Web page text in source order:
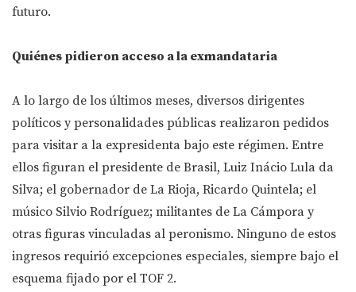
futuro.
Quiénes pidieron acceso a la exmandataria
A lo largo de los últimos meses, diversos dirigentes
políticos y personalidades públicas realizaron pedidos
para visitar a la expresidenta bajo este régimen. Entre
ellos figuran el presidente de Brasil, Luiz Inácio Lula da
Silva; el gobernador de La Rioja, Ricardo Quintela; el
músico Silvio Rodríguez; militantes de La Cámpora y
otras figuras vinculadas al peronismo. Ninguno de estos
ingresos requirió excepciones especiales, siempre bajo el
esquema fijado por el TOF 2.